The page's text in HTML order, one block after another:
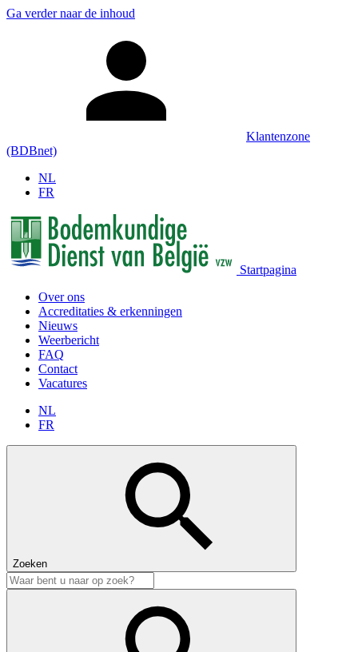
Ga verder naar de inhoud
Klantenzone
(BDBnet)
NL
FR
Startpagina
Over ons
Accreditaties & erkenningen
Nieuws
Weerbericht
FAQ
Contact
Vacatures
NL
FR
Zoeken